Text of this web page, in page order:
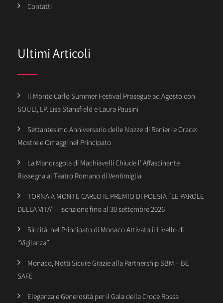
Contatti
Ultimi Articoli
Il Monte Carlo Summer Festival Prosegue ad Agosto con
SOUL!, LP, Lisa Stansfield e Laura Pausini
Settantesimo Anniversario delle Nozze di Ranieri e Grace:
Mostre e Omaggi nel Principato
La Mandragola di Machiavelli Chiude l’ Affascinante
Rassegna al Teatro Romano di Ventimiglia
TORNA A MONTE CARLO IL PREMIO DI POESIA “LE PAROLE
DELLA VITA” – iscrizione fino al 30 settembre 2026
Siccità: nel Principato di Monaco Attivato il Livello di
“Vigilanza”
Monaco, Notti Sicure Grazie alla Partnership SBM – BE
SAFE
Eleganza e Generosità per il Gala della Croce Rossa